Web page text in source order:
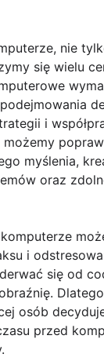
nie
się wielu
i
myślenia,
oraz
i
się od
osób
przed